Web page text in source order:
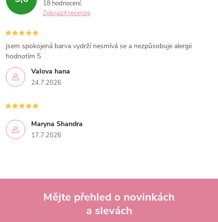
18 hodnocení
Zobrazit recenze
Valova hana
24.7.2026
jsem spokojená barva vydrží nesmívá se a nezpůsobuje alergii
hodnotím 5
Maryna Shandra
17.7.2026
Mějte přehled o novinkách
a slevách